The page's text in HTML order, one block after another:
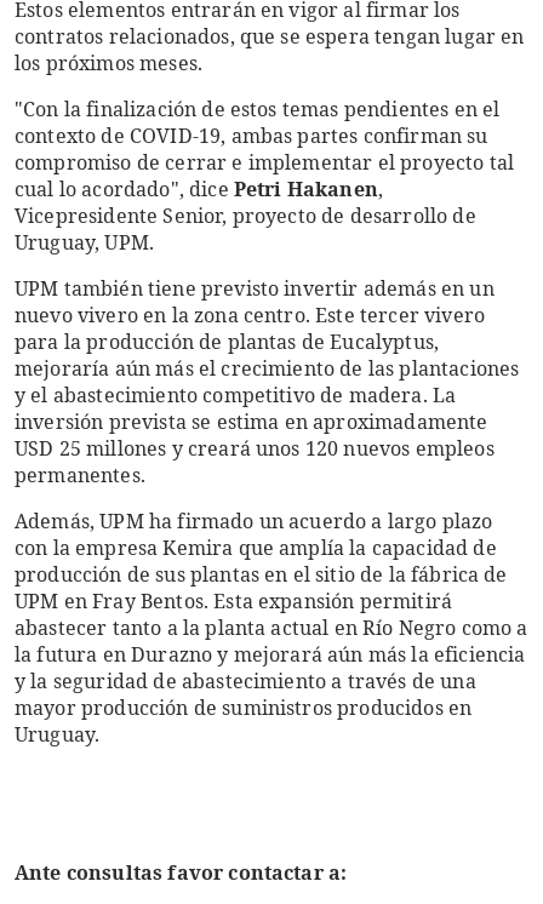
Estos elementos entrarán en vigor al firmar los
contratos relacionados, que se espera tengan lugar en
los próximos meses.
"Con la finalización de estos temas pendientes en el
contexto de COVID-19, ambas partes confirman su
compromiso de cerrar e implementar el proyecto tal
cual lo acordado", dice Petri Hakanen,
Vicepresidente Senior, proyecto de desarrollo de
Uruguay, UPM.
UPM también tiene previsto invertir además en un
nuevo vivero en la zona centro. Este tercer vivero
para la producción de plantas de Eucalyptus,
mejoraría aún más el crecimiento de las plantaciones
y el abastecimiento competitivo de madera. La
inversión prevista se estima en aproximadamente
USD 25 millones y creará unos 120 nuevos empleos
permanentes.
Además, UPM ha firmado un acuerdo a largo plazo
con la empresa Kemira que amplía la capacidad de
producción de sus plantas en el sitio de la fábrica de
UPM en Fray Bentos. Esta expansión permitirá
abastecer tanto a la planta actual en Río Negro como a
la futura en Durazno y mejorará aún más la eficiencia
y la seguridad de abastecimiento a través de una
mayor producción de suministros producidos en
Uruguay.
Ante consultas favor contactar a: